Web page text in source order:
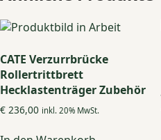
CATE Verzurrbrücke
Rollertrittbrett
Hecklastenträger Zubehör
€ 236,00 inkl. 20% MwSt.